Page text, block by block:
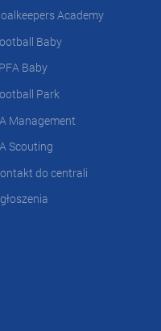
Academy
Baby
Baby
Park
Management
Scouting
do centrali